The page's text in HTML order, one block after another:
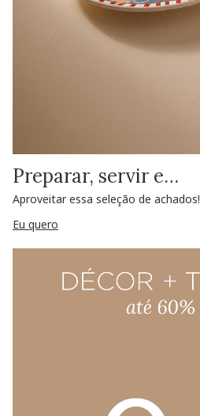
Preparar, servir e…
Aproveitar essa seleção de achados!
Eu quero